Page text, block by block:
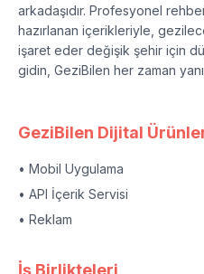
arkadaşıdır. Profesyonel
hazırlanan içerikleriyle,
işaret eder değişik şehir için
gidin, GeziBilen her zaman
GeziBilen Dijital
• Mobil Uygulama
• API İçerik Servisi
• Reklam
İş Birlikteleri